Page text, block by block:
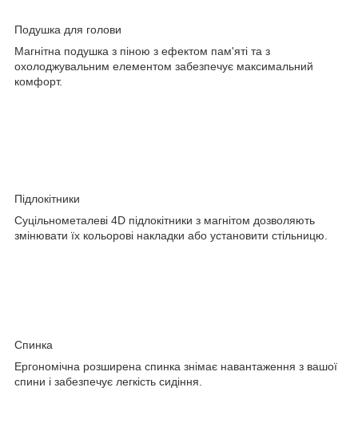
Подушка для голови
Магнітна подушка з піною з ефектом пам'яті та з
охолоджувальним елементом забезпечує максимальний
комфорт.
Підлокітники
Суцільнометалеві 4D підлокітники з магнітом дозволяють
змінювати їх кольорові накладки або установити стільницю.
Спинка
Ергономічна розширена спинка знімає навантаження з вашої
спини і забезпечує легкість сидіння.